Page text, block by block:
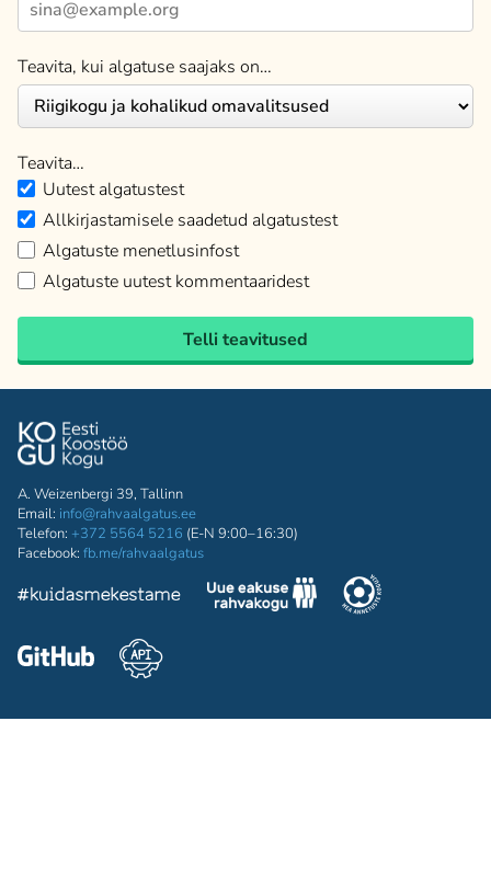
Teavita, kui algatuse saajaks on…
Teavita…
Uutest algatustest
Allkirjastamisele saadetud algatustest
Algatuste menetlusinfost
Algatuste uutest kommentaaridest
Telli teavitused
A. Weizenbergi 39, Tallinn
Email: info@rahvaalgatus.ee
Telefon: +372 5564 5216 (E-N 9:00–16:30)
Facebook: fb.me/rahvaalgatus